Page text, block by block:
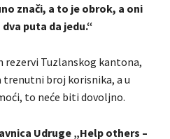
znači, a to je obrok, a oni
puta da jedu.“
rezervi Tuzlanskog kantona,
broj korisnika, a u
to neće biti dovoljno.
Udruge „Help others –